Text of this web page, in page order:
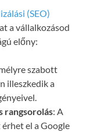
(SEO)
a vállalkozásod
előny:
szabott
illeszkedik a
rangsorolás: A
el a Google